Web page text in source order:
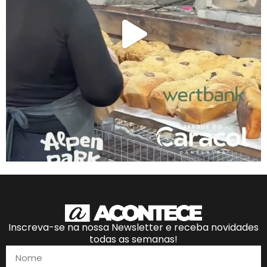
Inscreva-se na nossa Newsletter e receba novidades
todas as semanas!